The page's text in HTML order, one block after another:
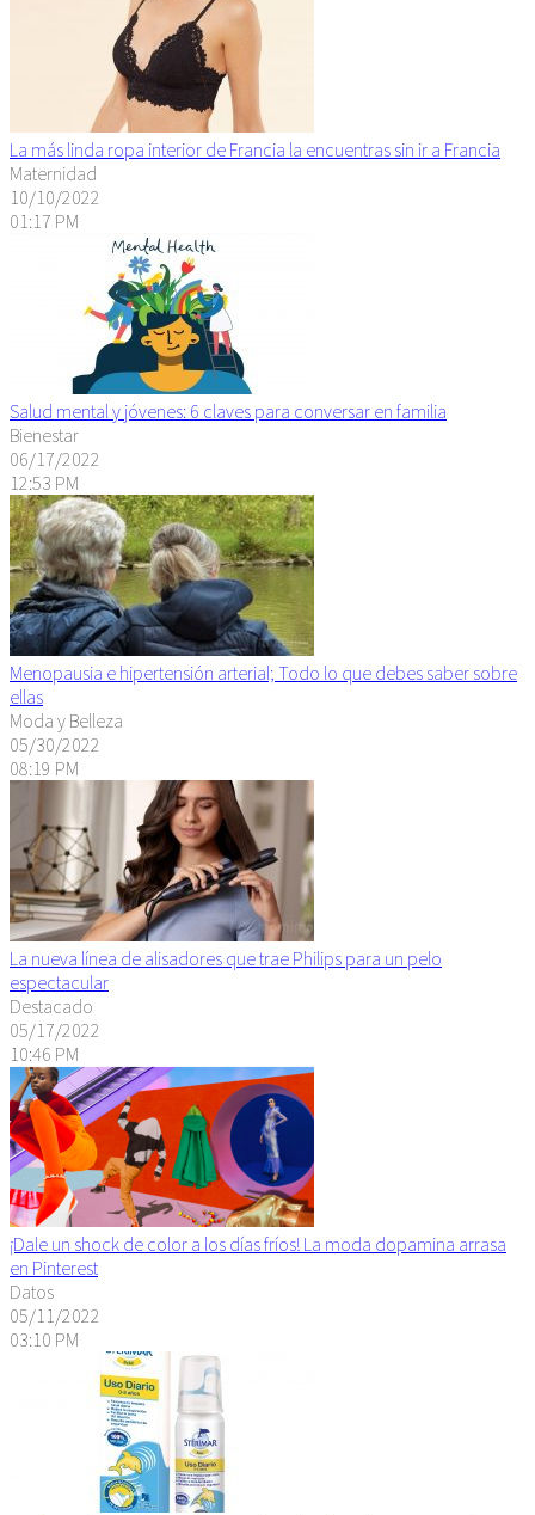
La más linda ropa interior de Francia la encuentras sin ir a Francia
Maternidad
10/10/2022
01:17 PM
Salud mental y jóvenes: 6 claves para conversar en familia
Bienestar
06/17/2022
12:53 PM
Menopausia e hipertensión arterial; Todo lo que debes saber sobre
ellas
Moda y Belleza
05/30/2022
08:19 PM
La nueva línea de alisadores que trae Philips para un pelo
espectacular
Destacado
05/17/2022
10:46 PM
¡Dale un shock de color a los días fríos! La moda dopamina arrasa
en Pinterest
Datos
05/11/2022
03:10 PM